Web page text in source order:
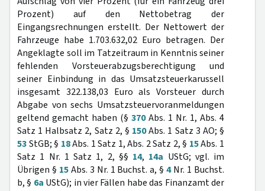
Prozent) auf den Nettobetrag der
Eingangsrechnungen erstellt. Der Nettowert der
Fahrzeuge habe 1.703.632,02 Euro betragen. Der
Angeklagte soll im Tatzeitraum in Kenntnis seiner
fehlenden Vorsteuerabzugsberechtigung und
seiner Einbindung in das Umsatzsteuerkarussell
insgesamt 322.138,03 Euro als Vorsteuer durch
Abgabe von sechs Umsatzsteuervoranmeldungen
geltend gemacht haben (§ 370Abs. 1 Nr. 1, Abs. 4
Satz 1 Halbsatz 2, Satz 2, § 150Abs. 1 Satz 3 AO; §
53StGB; § 18Abs. 1 Satz 1, Abs. 2 Satz 2, § 15Abs. 1
Satz 1 Nr. 1 Satz 1, 2, §§ 14, 14a UStG; vgl. im
Übrigen § 15Abs. 3 Nr. 1 Buchst. a, §4Nr. 1 Buchst.
b, § 6a UStG); in vier Fällen habe das Finanzamt der